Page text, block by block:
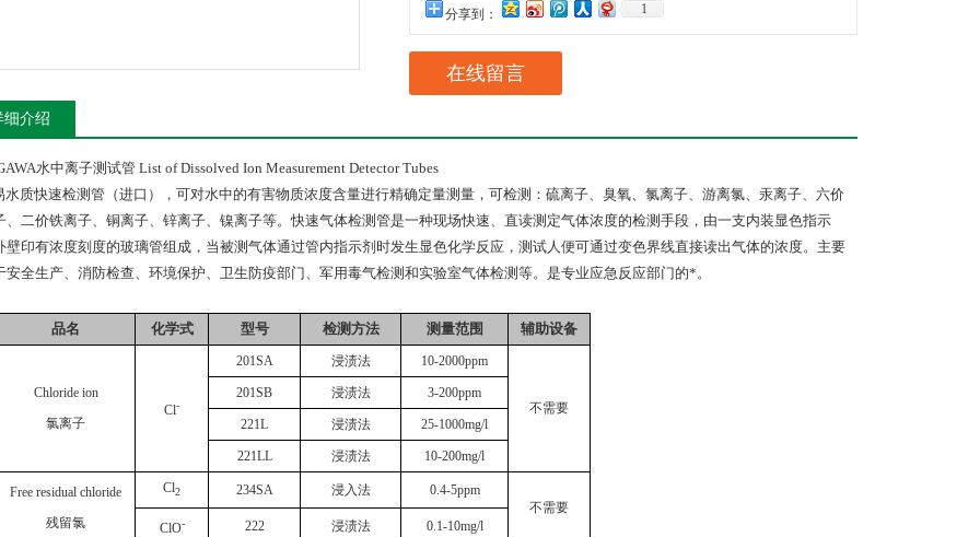
分享到： 1
在线留言
细介绍
水中离子测试管 List of Dissolved Ion Measurement Detector Tubes
质快速检测管（进口），可对水中的有害物质浓度含量进行精确定量测量，可检测：硫离子、臭氧、氯离子、游离氯、汞离子、六价
、二价铁离子、铜离子、锌离子、镍离子等。快速气体检测管是一种现场快速、直读测定气体浓度的检测手段，由一支内装显色指示
壁印有浓度刻度的玻璃管组成，当被测气体通过管内指示剂时发生显色化学反应，测试人便可通过变色界线直接读出气体的浓度。主要
安全生产、消防检查、环境保护、卫生防疫部门、军用毒气检测和实验室气体检测等。是专业应急反应部门的*。
品名 化学式 型号 检测方法 测量范围 辅助设备
Chloride ion
氯离子
Cl-
201SA 浸渍法 10-2000ppm
不需要
201SB 浸渍法 3-200ppm
221L 浸渍法 25-1000mg/l
221LL 浸渍法 10-200mg/l
Free residual chloride
残留氯
Cl2 234SA 浸入法
0.4-5ppm
不需要
ClO- 222 浸渍法 0.1-10mg/l